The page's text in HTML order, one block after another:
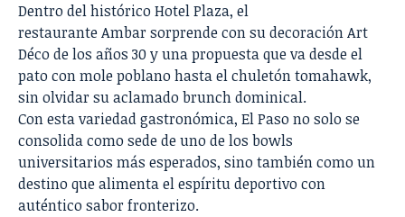
Dentro del histórico Hotel Plaza, el
restaurante Ambar sorprende con su decoración Art
Déco de los años 30 y una propuesta que va desde el
pato con mole poblano hasta el chuletón tomahawk,
sin olvidar su aclamado brunch dominical.
Con esta variedad gastronómica, El Paso no solo se
consolida como sede de uno de los bowls
universitarios más esperados, sino también como un
destino que alimenta el espíritu deportivo con
auténtico sabor fronterizo.